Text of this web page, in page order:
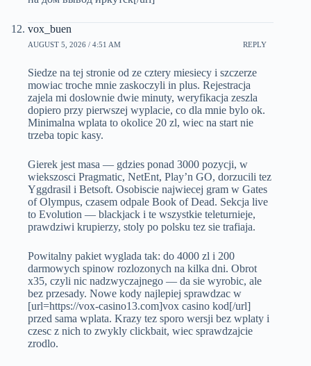
vox_buen
AUGUST 5, 2026 / 4:51 AM REPLY
Siedze na tej stronie od ze cztery miesiecy i szczerze
mowiac troche mnie zaskoczyli in plus. Rejestracja
zajela mi doslownie dwie minuty, weryfikacja zeszla
dopiero przy pierwszej wyplacie, co dla mnie bylo ok.
Minimalna wplata to okolice 20 zl, wiec na start nie
trzeba topic kasy.
Gierek jest masa — gdzies ponad 3000 pozycji, w
wiekszosci Pragmatic, NetEnt, Play’n GO, dorzucili tez
Yggdrasil i Betsoft. Osobiscie najwiecej gram w Gates
of Olympus, czasem odpale Book of Dead. Sekcja live
to Evolution — blackjack i te wszystkie teleturnieje,
prawdziwi krupierzy, stoly po polsku tez sie trafiaja.
Powitalny pakiet wyglada tak: do 4000 zl i 200
darmowych spinow rozlozonych na kilka dni. Obrot
x35, czyli nic nadzwyczajnego — da sie wyrobic, ale
bez przesady. Nowe kody najlepiej sprawdzac w
[url=https://vox-casino13.com]vox casino kod[/url]
przed sama wplata. Krazy tez sporo wersji bez wplaty i
czesc z nich to zwykly clickbait, wiec sprawdzajcie
zrodlo.